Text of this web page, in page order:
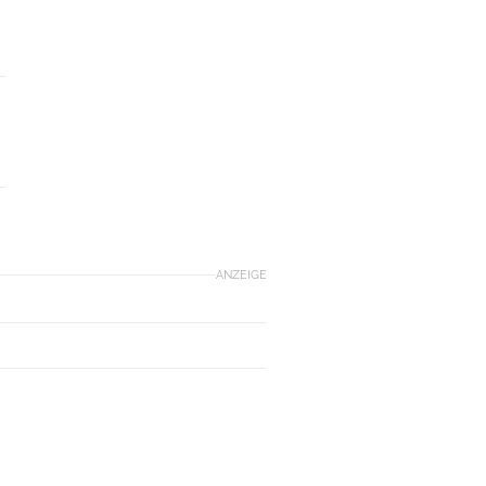
ANZEIGE